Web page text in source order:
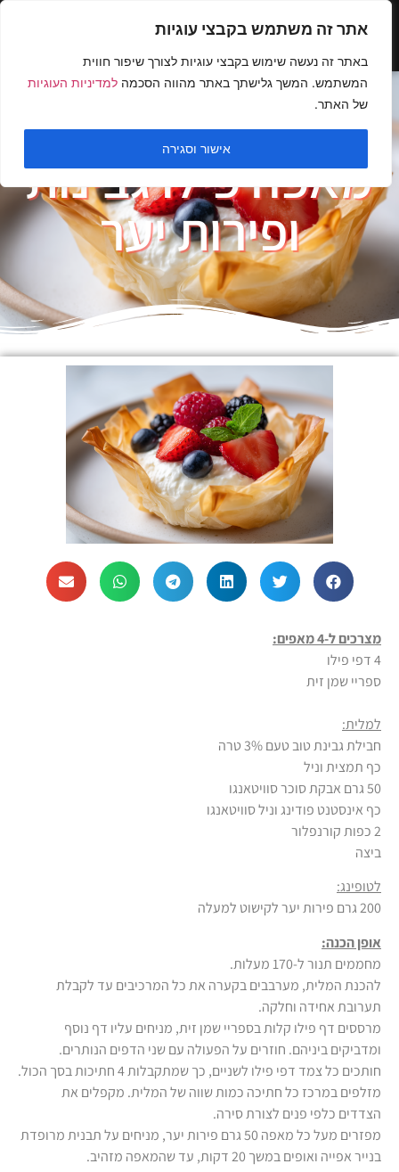
אתר זה משתמש בקבצי עוגיות
באתר זה נעשה שימוש בקבצי עוגיות לצורך שיפור חווית
המשתמש. המשך גלישתך באתר מהווה הסכמה למדיניות העוגיות
של האתר.
אישור וסגירה
מאפה פילו גבינות
ופירות יער
מצרכים ל-4 מאפים:
4 דפי פילו
ספריי שמן זית
למלית:
חבילת גבינת טוב טעם 3% טרה
כף תמצית וניל
50 גרם אבקת סוכר סוויטאנגו
כף אינסטנט פודינג וניל סוויטאנגו
2 כפות קורנפלור
ביצה
לטופינג:
200 גרם פירות יער לקישוט למעלה
אופן הכנה:
מחממים תנור ל-170 מעלות.
להכנת המלית, מערבבים בקערה את כל המרכיבים עד לקבלת
תערובת אחידה וחלקה.
מרססים דף פילו קלות בספריי שמן זית, מניחים עליו דף נוסף
ומדביקים ביניהם. חוזרים על הפעולה עם שני הדפים הנותרים.
חותכים כל צמד דפי פילו לשניים, כך שמתקבלות 4 חתיכות בסך הכול.
מזלפים במרכז כל חתיכה כמות שווה של המלית. מקפלים את
הצדדים כלפי פנים לצורת סירה.
מפזרים מעל כל מאפה 50 גרם פירות יער, מניחים על תבנית מרופדת
בנייר אפייה ואופים במשך 20 דקות, עד שהמאפה מזהיב.